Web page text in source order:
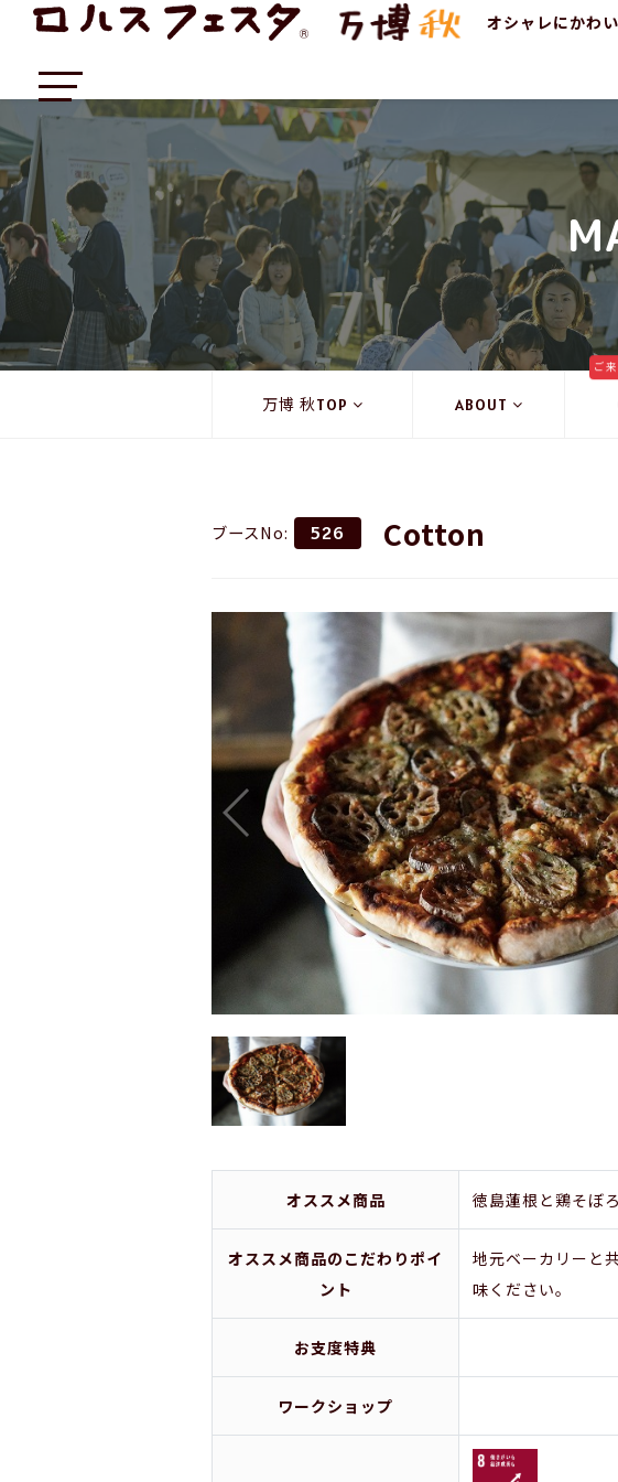
オシャレにかわ
万博 秋TOP ABOUT
ご
ブースNo: 526 Cotton
オススメ商品 徳島蓮根と鶏そぼ
オススメ商品のこだわりポイ
ント
地元ベーカリーと
味ください。
お支度特典
ワークショップ